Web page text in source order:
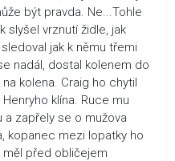
být pravda. Ne...Tohle
slyšel vrznutí židle, jak
jak k němu třemi
nadál, dostal kolenem do
kolena. Craig ho chytil
klína. Ruce mu
zapřely se o mužova
kopanec mezi lopatky ho
měl před obličejem